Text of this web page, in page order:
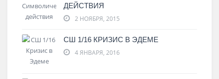
ДЕЙСТВИЯ
2 НОЯБРЯ, 2015
СШ 1/16 КРИЗИС В ЭДЕМЕ
4 ЯНВАРЯ, 2016